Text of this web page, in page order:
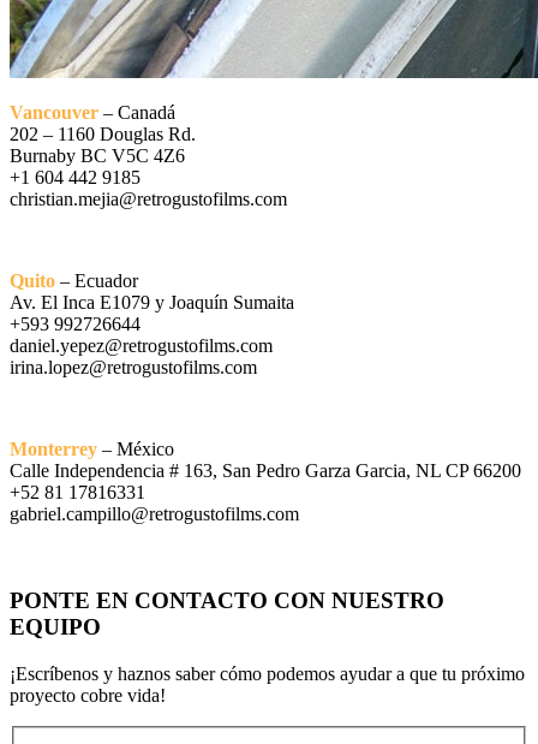
Vancouver – Canadá
202 – 1160 Douglas Rd.
Burnaby BC V5C 4Z6
+1 604 442 9185
christian.mejia@retrogustofilms.com
Quito – Ecuador
Av. El Inca E1079 y Joaquín Sumaita
+593 992726644
daniel.yepez@retrogustofilms.com
irina.lopez@retrogustofilms.com
Monterrey – México
Calle Independencia # 163, San Pedro Garza Garcia, NL CP 66200
+52 81 17816331
gabriel.campillo@retrogustofilms.com
PONTE EN CONTACTO CON NUESTRO
EQUIPO
¡Escríbenos y haznos saber cómo podemos ayudar a que tu próximo
proyecto cobre vida!